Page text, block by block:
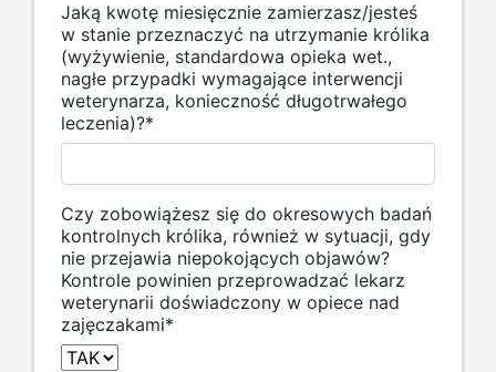
Jaką kwotę miesięcznie zamierzasz/jesteś
w stanie przeznaczyć na utrzymanie królika
(wyżywienie, standardowa opieka wet.,
nagłe przypadki wymagające interwencji
weterynarza, konieczność długotrwałego
leczenia)?*
Czy zobowiążesz się do okresowych badań
kontrolnych królika, również w sytuacji, gdy
nie przejawia niepokojących objawów?
Kontrole powinien przeprowadzać lekarz
weterynarii doświadczony w opiece nad
zajęczakami*